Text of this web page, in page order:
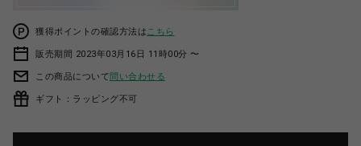
獲得ポイントの確認方法は こちら
販売期間 2023年03月16日 11時00分 〜
この商品について問い合わせる
ギフト：ラッピング不可